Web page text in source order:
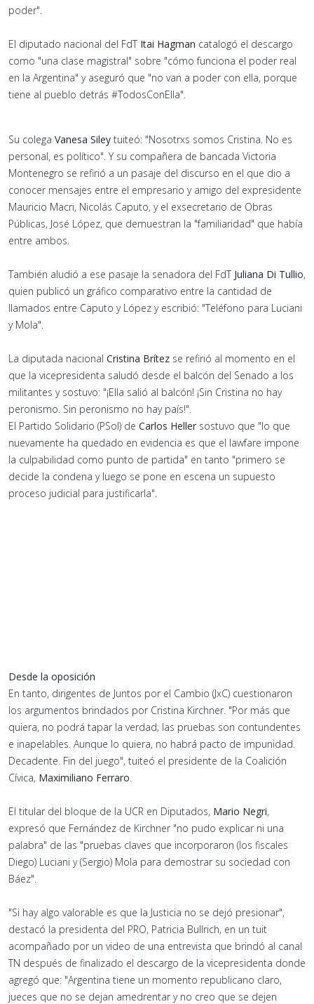
poder".
El diputado nacional del FdT Itai Hagman catalogó el descargo
como "una clase magistral" sobre "cómo funciona el poder real
en la Argentina" y aseguró que "no van a poder con ella, porque
tiene al pueblo detrás #TodosConElla".
Su colega Vanesa Siley tuiteó: "Nosotrxs somos Cristina. No es
personal, es político". Y su compañera de bancada Victoria
Montenegro se refirió a un pasaje del discurso en el que dio a
conocer mensajes entre el empresario y amigo del expresidente
Mauricio Macri, Nicolás Caputo, y el exsecretario de Obras
Públicas, José López, que demuestran la "familiaridad" que había
entre ambos.
También aludió a ese pasaje la senadora del FdT Juliana Di Tullio,
quien publicó un gráfico comparativo entre la cantidad de
llamados entre Caputo y López y escribió: "Teléfono para Luciani
y Mola".
La diputada nacional Cristina Brítez se refirió al momento en el
que la vicepresidenta saludó desde el balcón del Senado a los
militantes y sostuvo: "¡Ella salió al balcón! ¡Sin Cristina no hay
peronismo. Sin peronismo no hay país!".
El Partido Solidario (PSol) de Carlos Heller sostuvo que "lo que
nuevamente ha quedado en evidencia es que el lawfare impone
la culpabilidad como punto de partida" en tanto "primero se
decide la condena y luego se pone en escena un supuesto
proceso judicial para justificarla".
Desde la oposición
En tanto, dirigentes de Juntos por el Cambio (JxC) cuestionaron
los argumentos brindados por Cristina Kirchner. "Por más que
quiera, no podrá tapar la verdad; las pruebas son contundentes
e inapelables. Aunque lo quiera, no habrá pacto de impunidad.
Decadente. Fin del juego", tuiteó el presidente de la Coalición
Cívica, Maximiliano Ferraro.
El titular del bloque de la UCR en Diputados, Mario Negri,
expresó que Fernández de Kirchner "no pudo explicar ni una
palabra" de las "pruebas claves que incorporaron (los fiscales
Diego) Luciani y (Sergio) Mola para demostrar su sociedad con
Báez".
"Si hay algo valorable es que la Justicia no se dejó presionar",
destacó la presidenta del PRO, Patricia Bullrich, en un tuit
acompañado por un video de una entrevista que brindó al canal
TN después de finalizado el descargo de la vicepresidenta donde
agregó que: "Argentina tiene un momento republicano claro,
jueces que no se dejan amedrentar y no creo que se dejen